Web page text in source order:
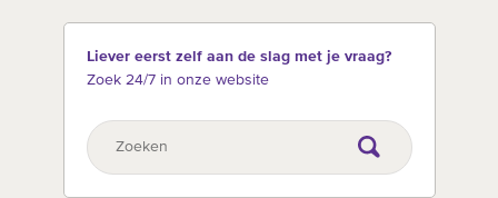
Liever eerst zelf aan de slag met je vraag?
Zoek 24/7 in onze website